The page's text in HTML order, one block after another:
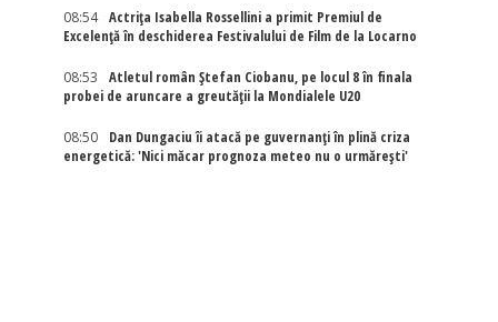
08:54
Actriţa Isabella Rossellini a primit Premiul de
Excelenţă în deschiderea Festivalului de Film de la Locarno
08:53
Atletul român Ștefan Ciobanu, pe locul 8 în finala
probei de aruncare a greutății la Mondialele U20
08:50
Dan Dungaciu îi atacă pe guvernanți în plină criza
energetică: 'Nici măcar prognoza meteo nu o urmărești'